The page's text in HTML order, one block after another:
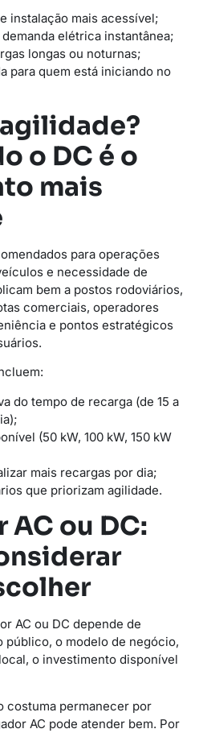
instalação mais acessível;
elétrica instantânea;
longas ou noturnas;
para quem está iniciando no
o DC é o
mais
para operações
e necessidade de
bem a postos rodoviários,
comerciais, operadores
e pontos estratégicos
do tempo de recarga (de 15 a
(50 kW, 100 kW, 150 kW
mais recargas por dia;
que priorizam agilidade.
AC ou DC:
AC ou DC depende de
público, o modelo de negócio,
o investimento disponível
costuma permanecer por
AC pode atender bem. Por